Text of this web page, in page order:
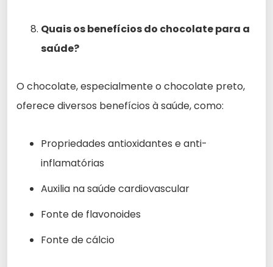
Quais os benefícios do chocolate para a
saúde?
O chocolate, especialmente o chocolate preto,
oferece diversos benefícios à saúde, como:
Propriedades antioxidantes e anti-
inflamatórias
Auxilia na saúde cardiovascular
Fonte de flavonoides
Fonte de cálcio